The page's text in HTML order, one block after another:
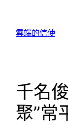
雲端的信使
千名
聚”常